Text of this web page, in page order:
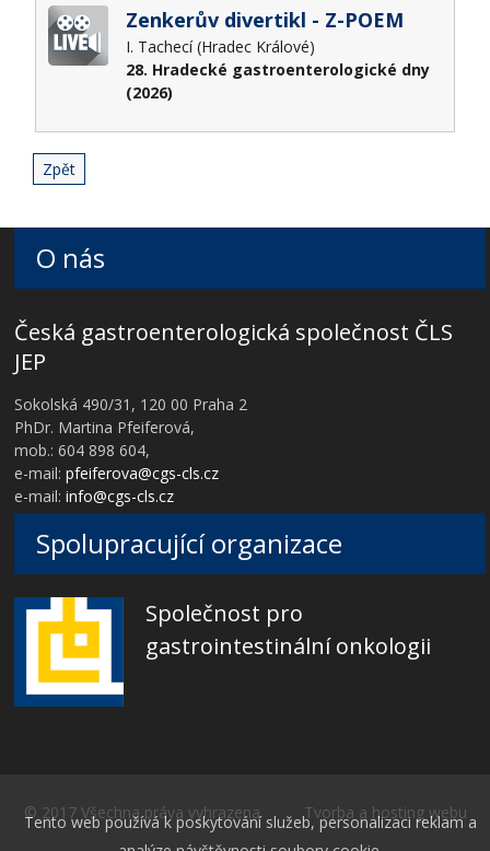
Zenkerův divertikl - Z-POEM
I. Tachecí (Hradec Králové)
28. Hradecké gastroenterologické dny
(2026)
Zpět
O nás
Česká gastroenterologická společnost ČLS
JEP
Sokolská 490/31, 120 00 Praha 2
PhDr. Martina Pfeiferová,
mob.: 604 898 604,
e-mail:pfeiferova@cgs-cls.cz
e-mail:info@cgs-cls.cz
Spolupracující organizace
Společnost pro
gastrointestinální onkologii
© 2017 Všechna práva vyhrazena Tvorba a hosting webu
Tento web používá k poskytování služeb, personalizaci reklam a